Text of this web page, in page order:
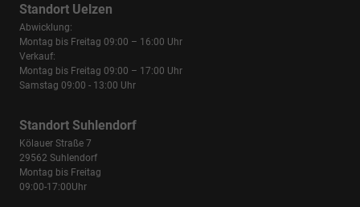
Standort Uelzen
Abwicklung:
Montag bis Freitag 09:00 – 16:00 Uhr
Verkauf:
Montag bis Freitag 09:00 – 17:00 Uhr
Samstag 09:00 - 13:00 Uhr
Standort Suhlendorf
Kölauer Straße 7
29562 Suhlendorf
Montag bis Freitag
09:00-17:00Uhr